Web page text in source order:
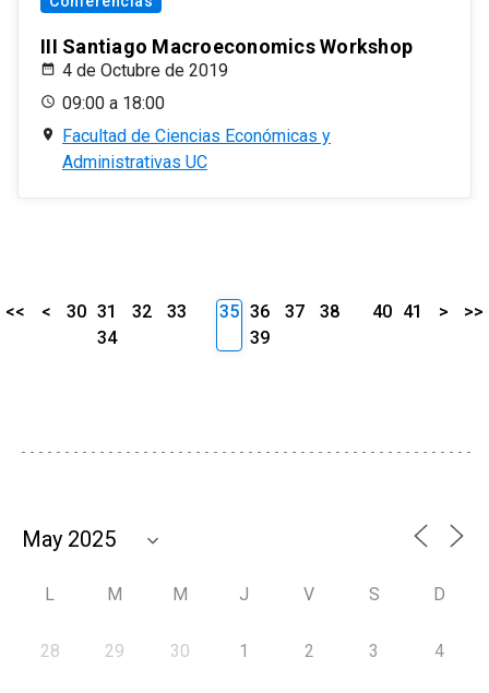
III Santiago Macroeconomics Workshop
4 de Octubre de 2019
09:00 a 18:00
Facultad de Ciencias Económicas y
Administrativas UC
<< < 30 31 32
33
34
35 36 37
38
39
40 41 > >>
L M M J V S D
28 29 30 1 2 3 4